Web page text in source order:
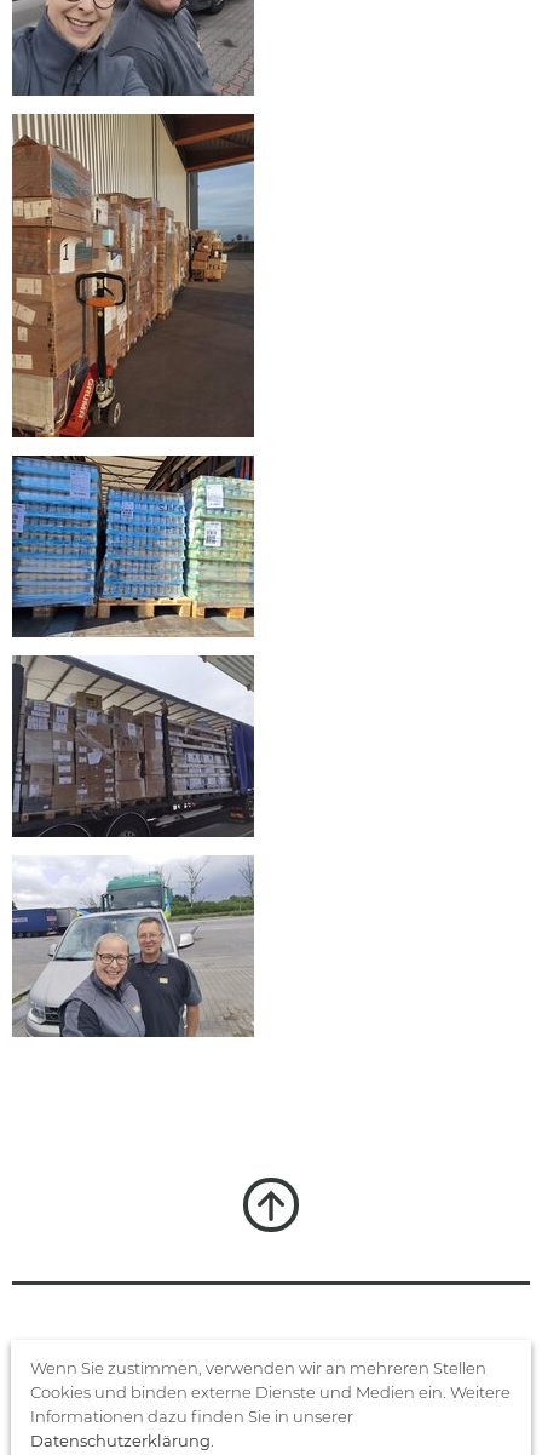
gemeinnützige Unternehmens­
trägerstiftung
Wenn Sie zustimmen, verwenden wir an mehreren Stellen
Cookies und binden externe Dienste und Medien ein. Weitere
Informationen dazu finden Sie in unserer
Datenschutzerklärung